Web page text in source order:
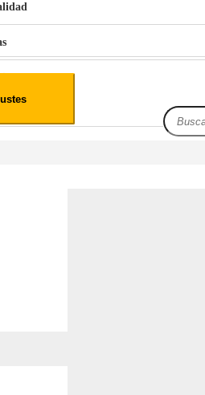
estar relacionada contigo, tus
correctamente. Por lo general, la
Debido a que respetamos tu